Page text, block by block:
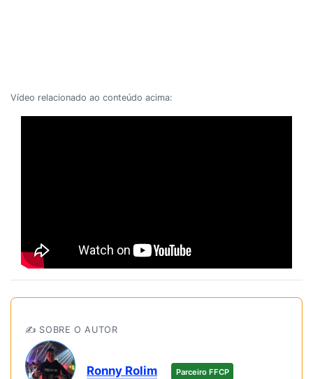
Vídeo relacionado ao conteúdo acima:
✍️ SOBRE O AUTOR
Ronny Rolim Parceiro FFCP